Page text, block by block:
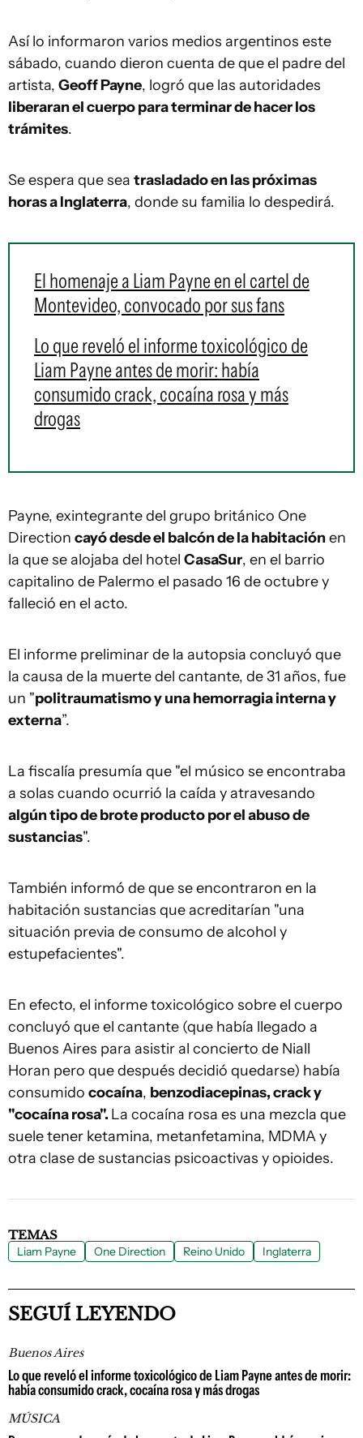
Así lo informaron varios medios argentinos este
sábado, cuando dieron cuenta de que el padre del
artista, Geoff Payne, logró que las autoridades
liberaran el cuerpo para terminar de hacer los
trámites.
Se espera que sea trasladado en las próximas
horas a Inglaterra, donde su familia lo despedirá.
El homenaje a Liam Payne en el cartel de
Montevideo, convocado por sus fans
Lo que reveló el informe toxicológico de
Liam Payne antes de morir: había
consumido crack, cocaína rosa y más
drogas
Payne, exintegrante del grupo británico One
Direction cayó desde el balcón de la habitaciónen
la que se alojaba del hotel CasaSur, en el barrio
capitalino de Palermo el pasado 16 de octubre y
falleció en el acto.
El informe preliminar de la autopsia concluyó que
la causa de la muerte del cantante, de 31 años, fue
un "politraumatismo y una hemorragia interna y
externa”.
La fiscalía presumía que "el músico se encontraba
a solas cuando ocurrió la caída y atravesando
algún tipo de brote producto por el abuso de
sustancias".
También informó de que se encontraron en la
habitación sustancias que acreditarían "una
situación previa de consumo de alcohol y
estupefacientes".
En efecto, el informe toxicológico sobre el cuerpo
concluyó que el cantante (que había llegado a
Buenos Aires para asistir al concierto de Niall
Horan pero que después decidió quedarse) había
consumido cocaína, benzodiacepinas, crack y
"cocaína rosa". La cocaína rosa es una mezcla que
suele tener ketamina, metanfetamina, MDMA y
otra clase de sustancias psicoactivas y opioides.
TEMAS
Liam Payne One Direction Reino Unido Inglaterra
SEGUÍ LEYENDO
Buenos Aires
Lo que reveló el informe toxicológico de Liam Payne antes de morir:
había consumido crack, cocaína rosa y más drogas
MÚSICA